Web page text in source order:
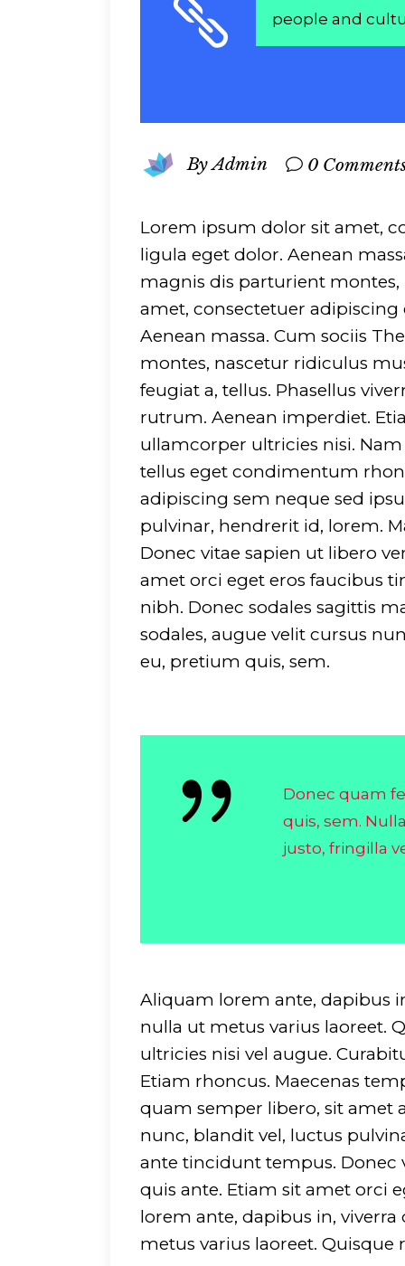
people and
By Admin 0
Lorem ipsum dolor sit amet,
ligula eget dolor. Aenean
magnis dis parturient
amet, consectetuer
Aenean massa. Cum sociis
montes, nascetur ridiculus
feugiat a, tellus. Phasellus
rutrum. Aenean imperdiet.
ullamcorper ultricies nisi.
tellus eget condimentum
adipiscing sem neque sed
pulvinar, hendrerit id, lorem.
Donec vitae sapien ut libero
amet orci eget eros faucibus
nibh. Donec sodales sagittis
sodales, augue velit cursus
eu, pretium quis, sem.
Donec quam
quis, sem.
justo, fringilla
Aliquam lorem ante, dapibus
nulla ut metus varius laoreet.
ultricies nisi vel augue.
Etiam rhoncus. Maecenas
quam semper libero, sit amet
nunc, blandit vel, luctus
ante tincidunt tempus. Donec
quis ante. Etiam sit amet orci
lorem ante, dapibus in, viverra
metus varius laoreet.